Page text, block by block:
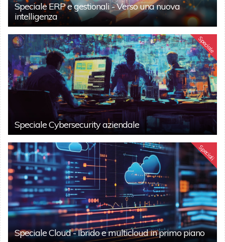
Speciale ERP e gestionali - Verso una nuova
intelligenza
Speciale
Speciale Cybersecurity aziendale
Speciali
Speciale Cloud - Ibrido e multicloud in primo piano